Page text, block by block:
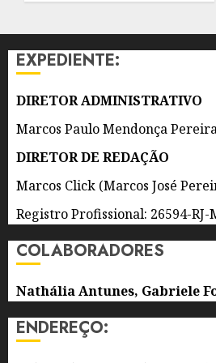
DE 2026
EXPEDIENTE:
DIRETOR ADMINISTRATIVO
Marcos Paulo Mendonça
DIRETOR DE REDAÇÃO
Marcos Click (Marcos José
Registro Profissional: 26594-RJ-
COLABORADORES
Nathália Antunes, Gabriele
ENDEREÇO: